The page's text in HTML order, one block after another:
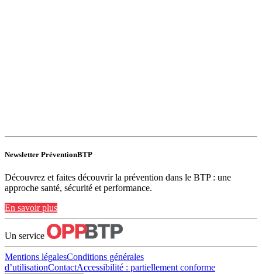
Newsletter PréventionBTP
Découvrez et faites découvrir la prévention dans le BTP : une
approche santé, sécurité et performance.
En savoir plus
Un service
Mentions légalesConditions générales
d’utilisationContactAccessibilité : partiellement conforme